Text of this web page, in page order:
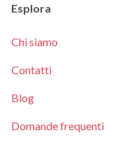
Esplora
Chi siamo
Contatti
Blog
Domande frequenti